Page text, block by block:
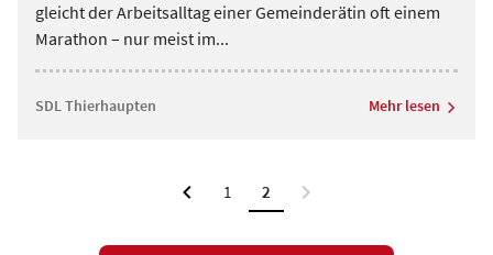
gleicht der Arbeitsalltag einer Gemeinderätin oft einem
Marathon – nur meist im...
SDL Thierhaupten Mehr lesen
1 2